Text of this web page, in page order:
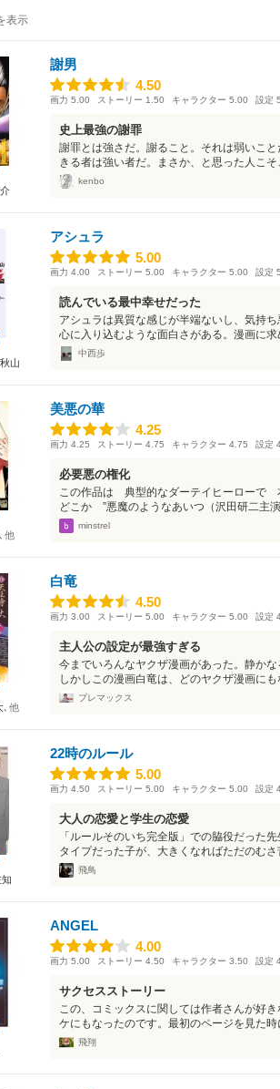
表示
謝男
4.50
4.50
画力 5.00 ストーリー 1.50 キャラクター 5.00 設定
史上最強の謝罪
謝罪とは強さだ。謝ること。それは弱いこ
きる者は強い者だ。まさか、と思った人こ
kenbo
山
アシュラ
5.00
5.00
画力 4.00 ストーリー 5.00 キャラクター 5.00 設定
読んでいる最中幸せだった
アシュラは異質な感じが半端ないし、気持
心に入り込むような面白さがある。漫画に
中西歩
､他
美悪の華
4.25
4.25
画力 4.25 ストーリー 4.75 キャラクター 4.75 設定
必要悪の権化
この作品は 典型的なダーテイヒーローで
どこか ”悪魔のようなあいつ（沢田研二主
minstrel
､他
白竜
4.50
4.50
画力 3.00 ストーリー 5.00 キャラクター 5.00 設定
主人公の設定が最強すぎる
今までいろんなヤクザ漫画があった。静か
しかしこの漫画白竜は、どのヤクザ漫画に
プレマックス
22時のルール
5.00
5.00
画力 4.50 ストーリー 5.00 キャラクター 5.00 設定
大人の恋愛と学生の恋愛
「ルールそのいち完全版」での脇役だった
タイプだった子が、大きくなればただのむ
飛鳥
ANGEL
4.00
4.00
画力 5.00 ストーリー 4.50 キャラクター 3.50 設定
サクセスストーリー
この、コミックスに関しては作者さんが好
ケにもなったのです。最初のページを見た
飛翔